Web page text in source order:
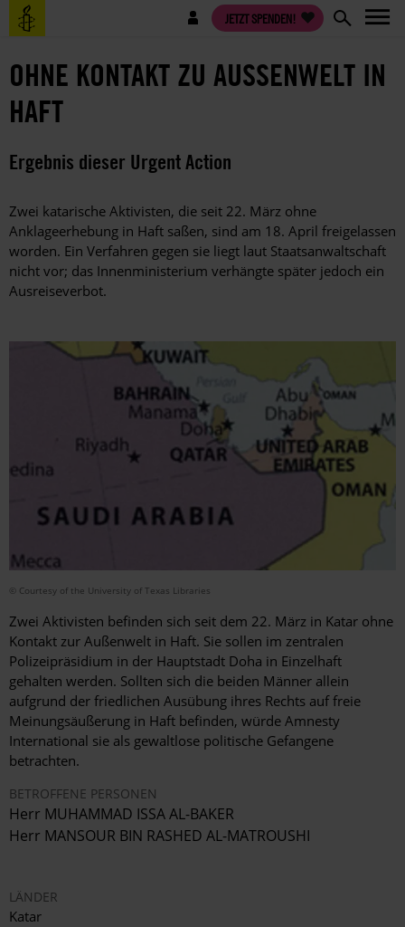
Direkt
zum
Benutzermenü JETZT SPENDEN!
OHNE KONTAKT ZU AUSSENWELT IN H
AFT
Ergebnis dieser Urgent Action
Zwei katarische Aktivisten, die seit 22. März ohne
Anklageerhebung in Haft saßen, sind am 18. April freigelassen
worden. Ein Verfahren gegen sie liegt laut Staatsanwaltschaft
nicht vor; das Innenministerium verhängte später jedoch ein
Ausreiseverbot.
© Courtesy of the University of Texas Libraries
Zwei Aktivisten befinden sich seit dem 22. März in Katar ohne
Kontakt zur Außenwelt in Haft. Sie sollen im zentralen
Polizeipräsidium in der Hauptstadt Doha in Einzelhaft
gehalten werden. Sollten sich die beiden Männer allein
aufgrund der friedlichen Ausübung ihres Rechts auf freie
Meinungsäußerung in Haft befinden, würde Amnesty
International sie als gewaltlose politische Gefangene
betrachten.
BETROFFENE PERSONEN
Herr MUHAMMAD ISSA AL-BAKER
Herr MANSOUR BIN RASHED AL-MATROUSHI
LÄNDER
Katar